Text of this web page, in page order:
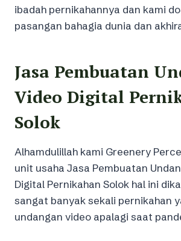
ibadah pernikahannya dan kami
pasangan bahagia dunia dan
Jasa Pembuatan
Video Digital
Solok
Alhamdulillah kami Greenery
unit usaha Jasa Pembuatan
Digital Pernikahan Solok hal ini
sangat banyak sekali pernikahan
undangan video apalagi saat